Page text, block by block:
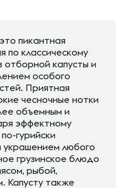
пикантная
по классическому
отборной капусты и
особого
Приятная
чесночные нотки
объемным и
эффектному
гурийски
украшением любого
грузинское блюдо
рыбой,
Капусту также